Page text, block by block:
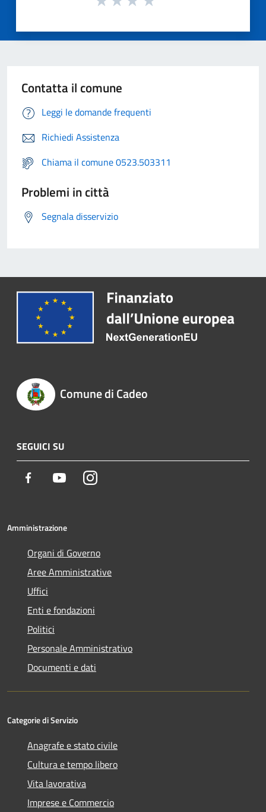
Contatta il comune
Leggi le domande frequenti
Richiedi Assistenza
Chiama il comune 0523.503311
Problemi in città
Segnala disservizio
Comune di Cadeo
SEGUICI SU
Facebook YoutubeInstagram
Amministrazione
Organi di Governo
Aree Amministrative
Uffici
Enti e fondazioni
Politici
Personale Amministrativo
Documenti e dati
Categorie di Servizio
Anagrafe e stato civile
Cultura e tempo libero
Vita lavorativa
Imprese e Commercio